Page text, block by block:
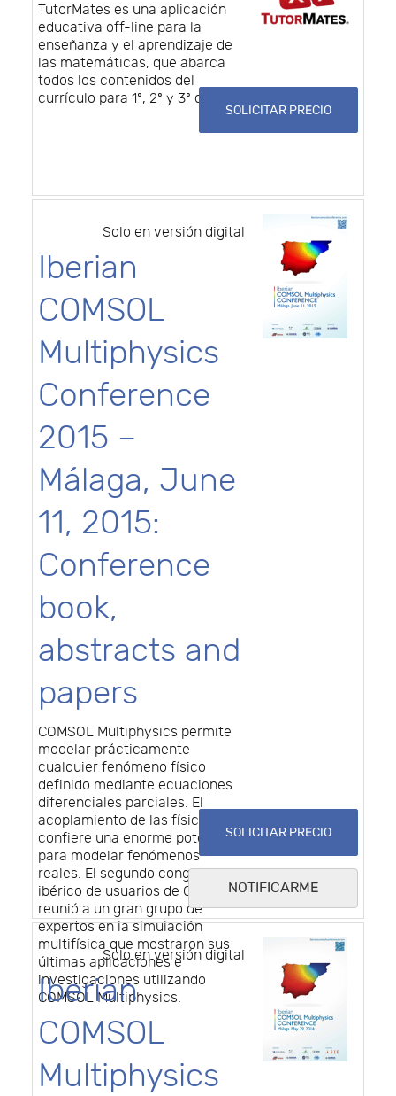
TutorMates es una aplicación
educativa off-line para la
enseñanza y el aprendizaje de
las matemáticas, que abarca
todos los contenidos del
currículo para 1º, 2º y 3º de ESO.
SOLICITAR PRECIO
Solo en versión digital
Iberian
COMSOL
Multiphysics
Conference
2015 –
Málaga, June
11, 2015:
Conference
book,
abstracts and
papers
COMSOL Multiphysics permite
modelar prácticamente
cualquier fenómeno físico
definido mediante ecuaciones
diferenciales parciales. El
acoplamiento de las físicas le
confiere una enorme potencia
para modelar fenómenos
reales. El segundo congreso
ibérico de usuarios de COMSOL
reunió a un gran grupo de
expertos en la simulación
multifísica que mostraron sus
últimas aplicaciones e
investigaciones utilizando
COMSOL Multiphysics.
SOLICITAR PRECIO
NOTIFICARME
Solo en versión digital
Iberian
COMSOL
Multiphysics